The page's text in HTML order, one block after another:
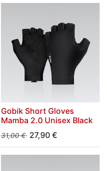
Gobik Short Gloves
Mamba 2.0 Unisex Black
31,00€ 27,90€